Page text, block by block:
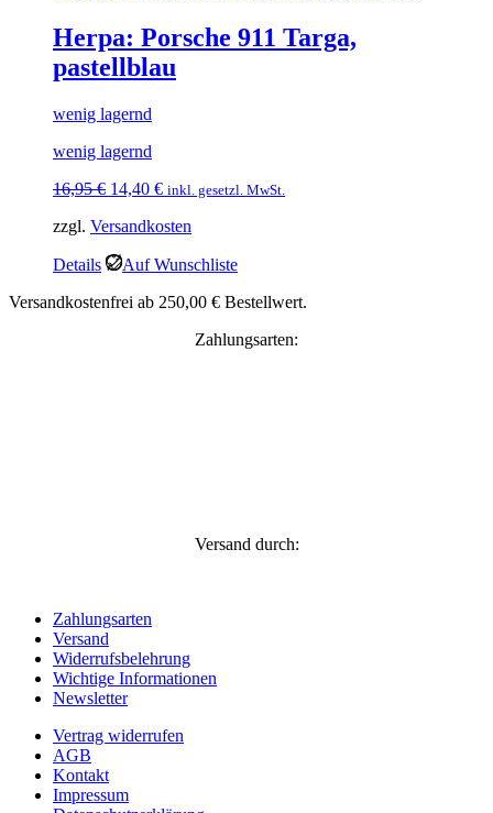
Herpa: Porsche 911 Targa,
pastellblau
wenig lagernd
wenig lagernd
16,95€ Ursprünglicher
war:
14,40 €Aktueller
ist:
inkl. gesetzl. MwSt.
zzgl. Versandkosten
Details
Auf Wunschliste
Versandkostenfrei ab 250,00 € Bestellwert.
Zahlungsarten:
Versand durch:
Zahlungsarten
Versand
Widerrufsbelehrung
Wichtige Informationen
Newsletter
Vertrag widerrufen
AGB
Kontakt
Impressum